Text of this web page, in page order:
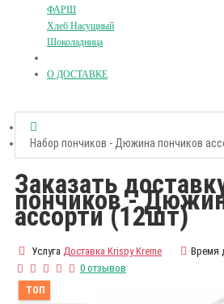
ФАРШ
Хлеб Насущный
Шоколадница
О ДОСТАВКЕ
Набор пончиков - Дюжина пончиков
Заказать
пончиков -
ассорти (12шт)
Услуга Доставка Krispy Kreme Время
0 отзывов
ТОП